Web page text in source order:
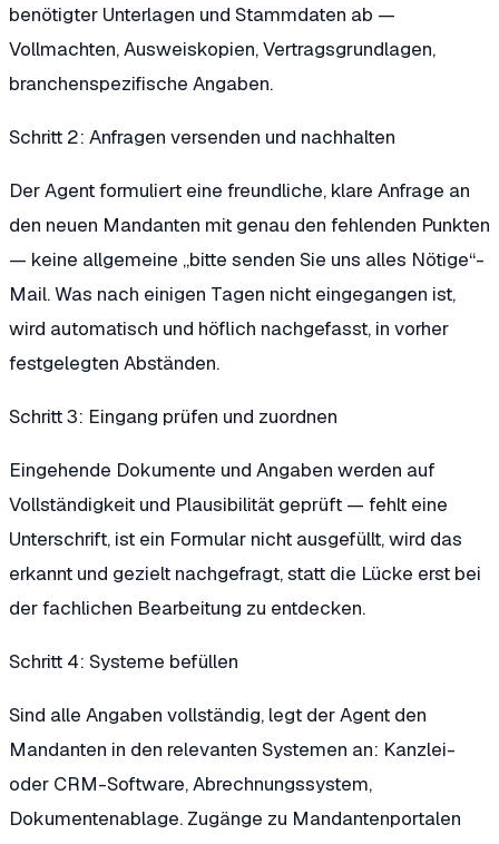
benötigter Unterlagen und Stammdaten ab —
Vollmachten, Ausweiskopien, Vertragsgrundlagen,
branchenspezifische Angaben.
Schritt 2: Anfragen versenden und nachhalten
Der Agent formuliert eine freundliche, klare Anfrage an
den neuen Mandanten mit genau den fehlenden Punkten
— keine allgemeine „bitte senden Sie uns alles Nötige“-
Mail. Was nach einigen Tagen nicht eingegangen ist,
wird automatisch und höflich nachgefasst, in vorher
festgelegten Abständen.
Schritt 3: Eingang prüfen und zuordnen
Eingehende Dokumente und Angaben werden auf
Vollständigkeit und Plausibilität geprüft — fehlt eine
Unterschrift, ist ein Formular nicht ausgefüllt, wird das
erkannt und gezielt nachgefragt, statt die Lücke erst bei
der fachlichen Bearbeitung zu entdecken.
Schritt 4: Systeme befüllen
Sind alle Angaben vollständig, legt der Agent den
Mandanten in den relevanten Systemen an: Kanzlei-
oder CRM-Software, Abrechnungssystem,
Dokumentenablage. Zugänge zu Mandantenportalen